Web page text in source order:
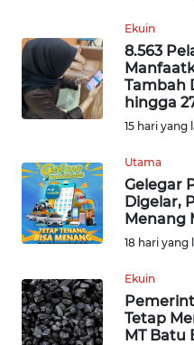
Ekuin
8.563
Tambah
hingga
15 hari yang
Utama
Gelegar
Digelar,
Menang
18 hari yang
Ekuin
Tetap
MT Batu
KAMI
INFO
IKLAN
TENTANG
KAMI
PEDOMAN
MEDIA
REDAKSI